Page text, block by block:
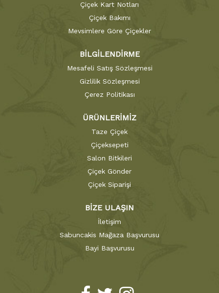
Çiçek Kart Notları
Çiçek Bakımı
Mevsimlere Göre Çiçekler
BİLGİLENDİRME
Mesafeli Satış Sözleşmesi
Gizlilik Sözleşmesi
Çerez Politikası
ÜRÜNLERİMİZ
Taze Çiçek
Çiçeksepeti
Salon Bitkileri
Çiçek Gönder
Çiçek Siparişi
BİZE ULAŞIN
İletişim
Sabuncakis Mağaza Başvurusu
Bayi Başvurusu